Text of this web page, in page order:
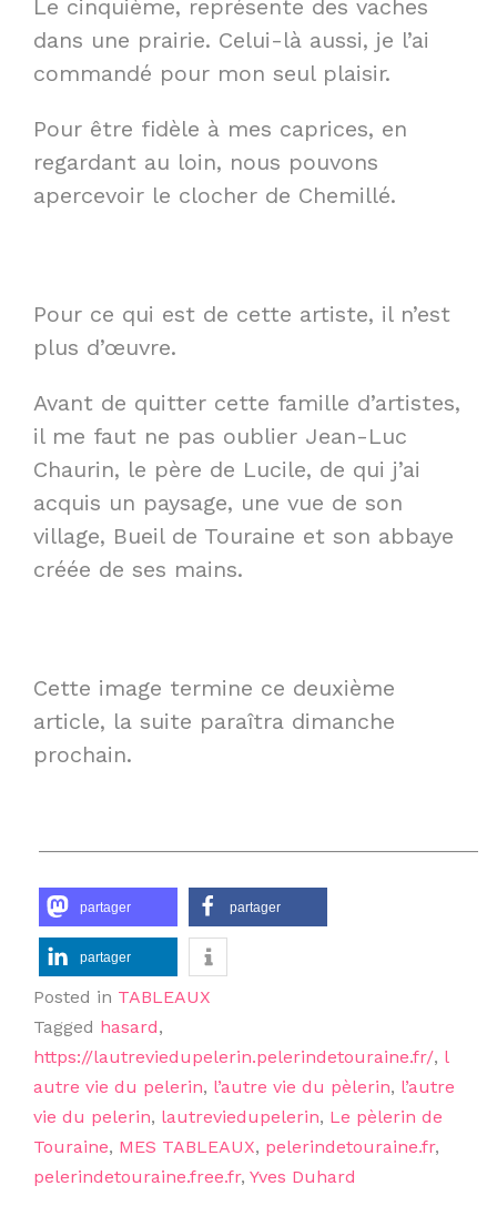
Le cinquième, représente des vaches
dans une prairie. Celui-là aussi, je l’ai
commandé pour mon seul plaisir.
Pour être fidèle à mes caprices, en
regardant au loin, nous pouvons
apercevoir le clocher de Chemillé.
Pour ce qui est de cette artiste, il n’est
plus d’œuvre.
Avant de quitter cette famille d’artistes,
il me faut ne pas oublier Jean-Luc
Chaurin, le père de Lucile, de qui j’ai
acquis un paysage, une vue de son
village, Bueil de Touraine et son abbaye
créée de ses mains.
Cette image termine ce deuxième
article, la suite paraîtra dimanche
prochain.
partager partager
partager
Posted in TABLEAUX
Tagged hasard,
https://lautreviedupelerin.pelerindetouraine.fr/, l
autre vie du pelerin, l’autre vie du pèlerin, l’autre
vie du pelerin, lautreviedupelerin, Le pèlerin de
Touraine, MES TABLEAUX, pelerindetouraine.fr,
pelerindetouraine.free.fr, Yves Duhard